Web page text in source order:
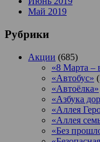
Май 2019
Рубрики
Акции (685)
«8 Марта –
«Автобус»
«Автоёлка»
«Азбука
«Аллея
«Аллея
«Без